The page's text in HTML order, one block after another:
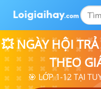
💥 NGÀY HỘI
THEO
🎯 LỚP 1-12 TẠI